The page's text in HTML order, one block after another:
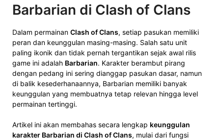
Barbarian di Clash of Clans
Dalam permainan Clash of Clans, setiap pasukan memiliki
peran dan keunggulan masing-masing. Salah satu unit
paling ikonik dan tidak pernah tergantikan sejak awal rilis
game ini adalah Barbarian. Karakter berambut pirang
dengan pedang ini sering dianggap pasukan dasar, namun
di balik kesederhanaannya, Barbarian memiliki banyak
keunggulan yang membuatnya tetap relevan hingga level
permainan tertinggi.
Artikel ini akan membahas secara lengkap keunggulan
karakter Barbarian di Clash of Clans, mulai dari fungsi